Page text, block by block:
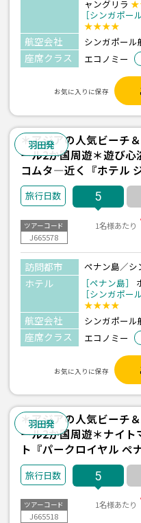
ャングリラ
［シンガポール
★★★★
航空会社 シンガポール
座席クラス エコノミー
お気に入りに保存
羽田発
＊アジアの人気ビーチ
ール2か国周遊＊遊び心
コムタ―近く『ホテル
ル/1泊』宿泊 ≪羽田発/
間≫
5
ツアーコード
J665578
1名様あたり
訪問都市 ペナン島／シ
ホテル ［ペナン島］
［シンガポール
★★★★
航空会社 シンガポール
座席クラス エコノミー
お気に入りに保存
羽田発
＊アジアの人気ビーチ
ール2か国周遊＊ナイト
ト『パークロイヤル ペ
泊』宿泊 朝食付き ≪羽
泊5日間≫
5
ツアーコード
J665518
1名様あたり